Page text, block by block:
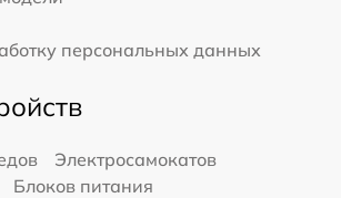
персональных данных
Электросамокатов
Блоков питания